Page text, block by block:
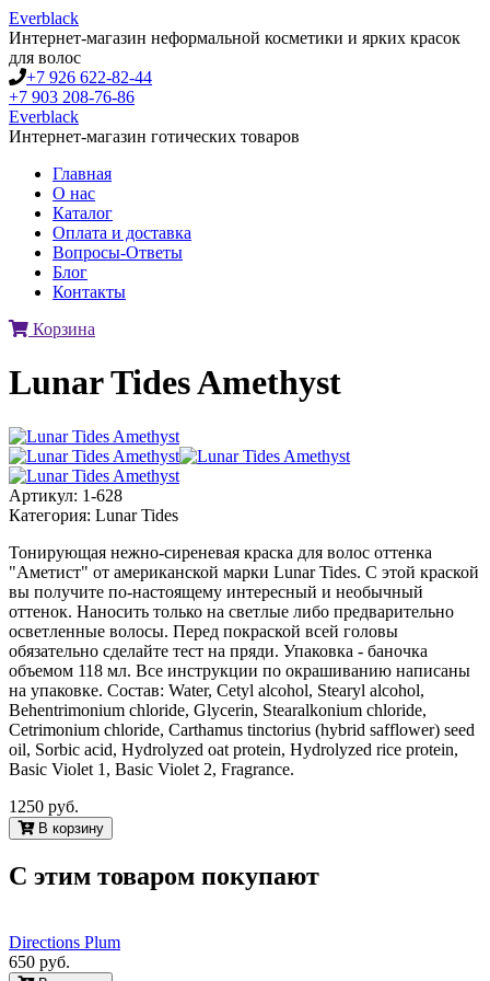
Everblack
Интернет-магазин неформальной косметики и ярких красок
для волос
+7 926 622-82-44
+7 903 208-76-86
Everblack
Интернет-магазин готических товаров
Главная
О нас
Каталог
Оплата и доставка
Вопросы-Ответы
Блог
Контакты
Корзина
Lunar Tides Amethyst
Артикул: 1-628
Категория: Lunar Tides
Тонирующая нежно-сиреневая краска для волос оттенка
"Аметист" от американской марки Lunar Tides. С этой краской
вы получите по-настоящему интересный и необычный
оттенок. Наносить только на светлые либо предварительно
осветленные волосы. Перед покраской всей головы
обязательно сделайте тест на пряди. Упаковка - баночка
объемом 118 мл. Все инструкции по окрашиванию написаны
на упаковке. Состав: Water, Cetyl alcohol, Stearyl alcohol,
Behentrimonium chloride, Glycerin, Stearalkonium chloride,
Cetrimonium chloride, Carthamus tinctorius (hybrid safflower) seed
oil, Sorbic acid, Hydrolyzed oat protein, Hydrolyzed rice protein,
Basic Violet 1, Basic Violet 2, Fragrance.
1250 руб.
B корзину
С этим товаром покупают
Directions Plum
650 руб.